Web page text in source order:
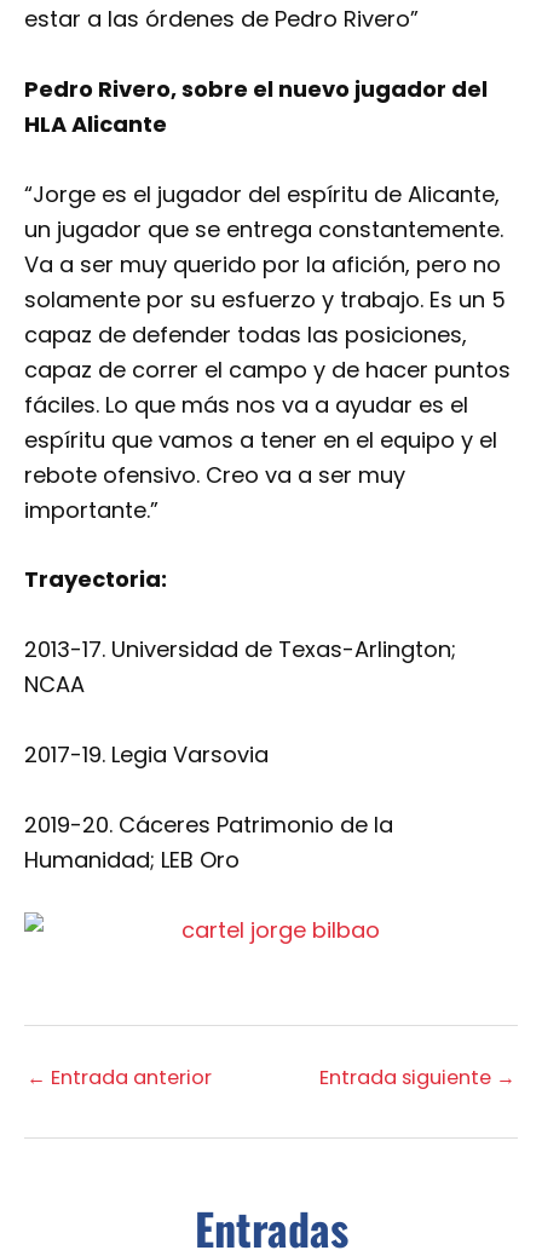
estar a las órdenes de Pedro Rivero”
Pedro Rivero, sobre el nuevo jugador del
HLA Alicante
“Jorge es el jugador del espíritu de Alicante,
un jugador que se entrega constantemente.
Va a ser muy querido por la afición, pero no
solamente por su esfuerzo y trabajo. Es un 5
capaz de defender todas las posiciones,
capaz de correr el campo y de hacer puntos
fáciles. Lo que más nos va a ayudar es el
espíritu que vamos a tener en el equipo y el
rebote ofensivo. Creo va a ser muy
importante.”
Trayectoria:
2013-17. Universidad de Texas-Arlington;
NCAA
2017-19. Legia Varsovia
2019-20. Cáceres Patrimonio de la
Humanidad; LEB Oro
← Entrada anterior Entrada siguiente →
Entradas